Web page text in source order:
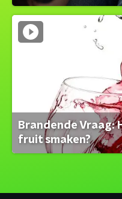
Brandende Vraag:
fruit smaken?